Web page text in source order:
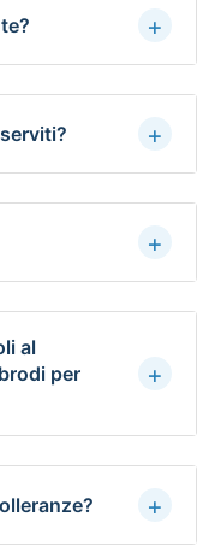
+
+
+
al
per
+
+